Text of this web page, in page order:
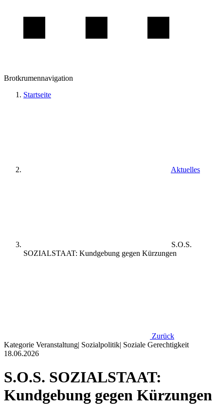
Brotkrumennavigation
Startseite
Aktuelles
S.O.S.
SOZIALSTAAT: Kundgebung gegen Kürzungen
Zurück
Kategorie Veranstaltung| Sozialpolitik| Soziale Gerechtigkeit
18.06.2026
S.O.S. SOZIALSTAAT:
Kundgebung gegen Kürzungen